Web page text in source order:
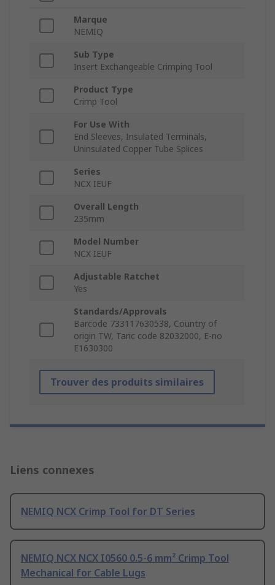
Marque
NEMIQ
Sub Type
Insert Exchangeable Crimping Tool
Product Type
Crimp Tool
For Use With
End Sleeves, Insulated Terminals,
Uninsulated Copper Tube Splices
Series
NCX IEUF
Overall Length
235mm
Model Number
NCX IEUF
Adjustable Ratchet
Yes
Standards/Approvals
Barcode 733117630538, Country of
origin TW, Taric code 82032000, E-no
E1630300
Trouver des produits similaires
Liens connexes
NEMIQ NCX Crimp Tool for DT Series
NEMIQ NCX NCX I0560 0.5-6 mm² Crimp Tool
Mechanical for Cable Lugs